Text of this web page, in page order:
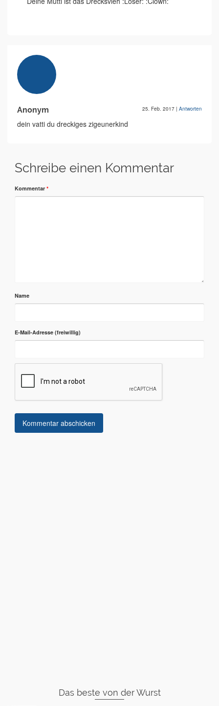
Anonym 25. Feb. 2017 | Antworten
dein vatti du dreckiges zigeunerkind
Schreibe einen Kommentar
Kommentar *
Name
E-Mail-Adresse
Das beste von der Wurst